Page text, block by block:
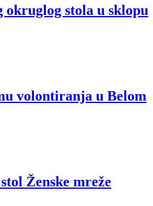
okruglog stola u sklopu
volontiranja u Belom
Ženske mreže